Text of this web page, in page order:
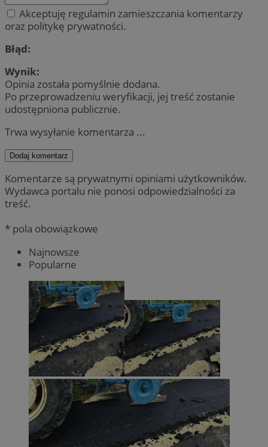
Akceptuję regulamin zamieszczania komentarzy
oraz politykę prywatności.
Błąd:
Wynik:
Opinia została pomyślnie dodana.
Po przeprowadzeniu weryfikacji, jej treść zostanie
udostępniona publicznie.
Trwa wysyłanie komentarza ...
Dodaj komentarz
Komentarze są prywatnymi opiniami użytkowników.
Wydawca portalu nie ponosi odpowiedzialności za
treść.
* pola obowiązkowe
Najnowsze
Popularne